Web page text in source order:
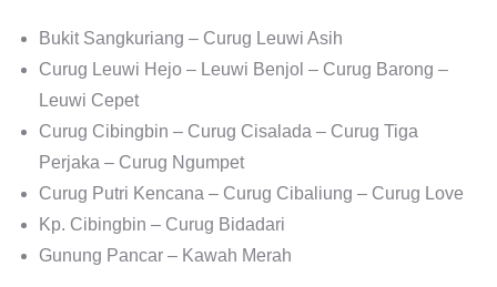
Bukit Sangkuriang – Curug Leuwi Asih
Curug Leuwi Hejo – Leuwi Benjol – Curug Barong –
Leuwi Cepet
Curug Cibingbin – Curug Cisalada – Curug Tiga
Perjaka – Curug Ngumpet
Curug Putri Kencana – Curug Cibaliung – Curug Love
Kp. Cibingbin – Curug Bidadari
Gunung Pancar – Kawah Merah